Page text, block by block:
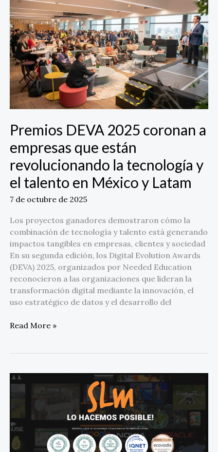
Premios DEVA 2025 coronan a
empresas que están
revolucionando la tecnología y
el talento en México y Latam
7 de octubre de 2025
Los proyectos ganadores demostraron cómo la
combinación de tecnología y talento está generando
impactos tangibles en empresas, clientes y sociedad
En su segunda edición, los Digital Evolution Awards
(DEVA) 2025, organizados por Needed Education
reconocieron a las organizaciones que lideran la
transformación digital mediante la innovación, el
uso estratégico de datos y el desarrollo del
2025
coronan
a
empresas
que
están
revolucionando
la
tecnología
y
el
talento
en
México
y
Latam
Read More »
SLM
Trinorma
ISO
en